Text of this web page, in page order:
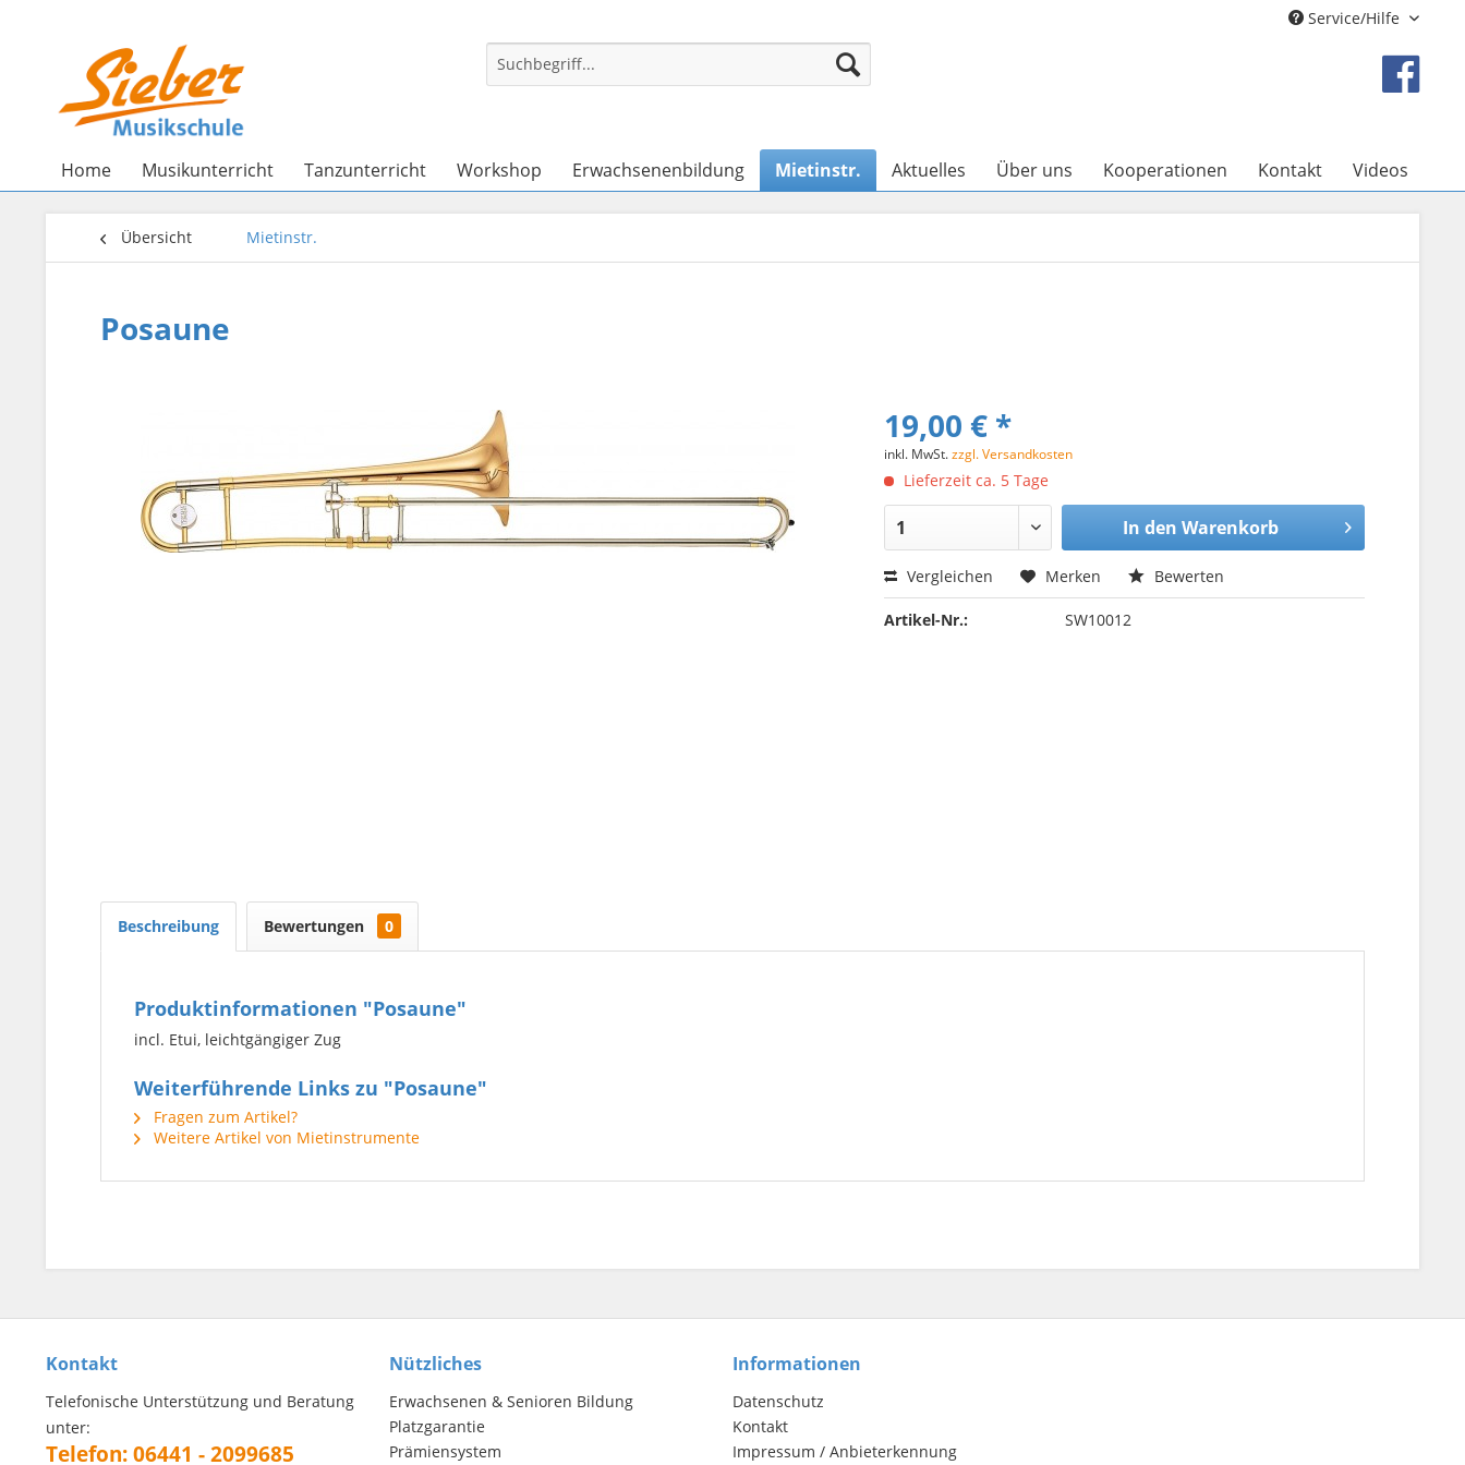
Service/Hilfe
Home Musikunterricht Tanzunterricht Workshop Erwachsenenbildung Mietinstr. Aktuelles Über uns Kooperationen Kontakt Videos
Übersicht Mietinstr.
Posaune
19,00 € *
inkl. MwSt.zzgl. Versandkosten
Lieferzeit ca. 5 Tage
In den Warenkorb
Vergleichen Merken Bewerten
Artikel-Nr.: SW10012
Beschreibung Bewertungen 0
Produktinformationen "Posaune"
incl. Etui, leichtgängiger Zug
Weiterführende Links zu "Posaune"
Fragen zum Artikel?
Weitere Artikel von Mietinstrumente
Kontakt
Telefonische Unterstützung und Beratung
unter:
Telefon: 06441 - 2099685
Nützliches
Erwachsenen & Senioren Bildung
Platzgarantie
Prämiensystem
Informationen
Datenschutz
Kontakt
Impressum / Anbieterkennung